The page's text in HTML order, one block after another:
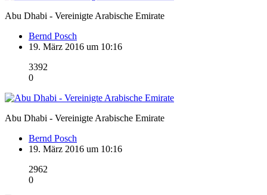
Abu Dhabi - Vereinigte Arabische Emirate
Bernd Posch
19. März 2016 um 10:16
3392
0
Abu Dhabi - Vereinigte Arabische Emirate
Bernd Posch
19. März 2016 um 10:16
2962
0